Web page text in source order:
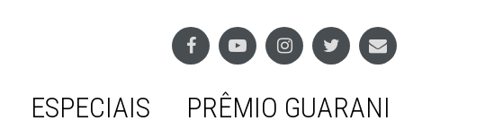
ESPECIAIS PRÊMIO GUARANI